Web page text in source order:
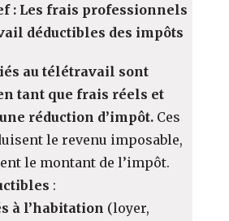
: Les frais professionnels
déductibles des impôts
au télétravail sont
tant que frais réels et
réduction d’impôt. Ces
le revenu imposable,
le montant de l’impôt.
:
à l’habitation (loyer,